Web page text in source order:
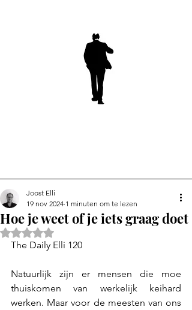
Hoe je weet of je iets graag doet
Joost Elli
19 nov 2024 1 minuten om te lezen
Beoordeeld met NaN uit 5 sterren.
The Daily Elli 120
Natuurlijk zijn er mensen die moe
thuiskomen van werkelijk keihard
werken. Maar voor de meesten van ons